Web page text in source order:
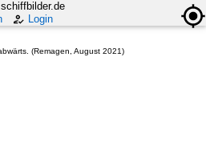
schiffbilder.de
Login
(Remagen, August 2021)